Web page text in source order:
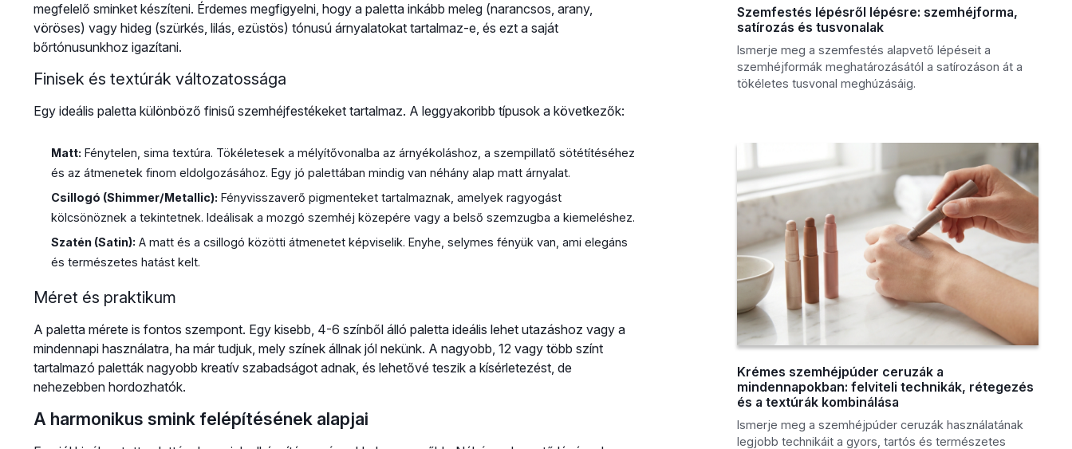
megfelelő sminket készíteni. Érdemes megfigyelni, hogy a paletta inkább meleg (narancsos, arany,
vöröses) vagy hideg (szürkés, lilás, ezüstös) tónusú árnyalatokat tartalmaz-e, és ezt a saját
bőrtónusunkhoz igazítani.
Finisek és textúrák változatossága
Egy ideális paletta különböző finisű szemhéjfestékeket tartalmaz. A leggyakoribb típusok a következők:
Matt: Fénytelen, sima textúra. Tökéletesek a mélyítővonalba az árnyékoláshoz, a szempillatő sötétítéséhez
és az átmenetek finom eldolgozásához. Egy jó palettában mindig van néhány alap matt árnyalat.
Csillogó (Shimmer/Metallic): Fényvisszaverő pigmenteket tartalmaznak, amelyek ragyogást
kölcsönöznek a tekintetnek. Ideálisak a mozgó szemhéj közepére vagy a belső szemzugba a kiemeléshez.
Szatén (Satin): A matt és a csillogó közötti átmenetet képviselik. Enyhe, selymes fényük van, ami elegáns
és természetes hatást kelt.
Méret és praktikum
A paletta mérete is fontos szempont. Egy kisebb, 4-6 színből álló paletta ideális lehet utazáshoz vagy a
mindennapi használatra, ha már tudjuk, mely színek állnak jól nekünk. A nagyobb, 12 vagy több színt
tartalmazó paletták nagyobb kreatív szabadságot adnak, és lehetővé teszik a kísérletezést, de
nehezebben hordozhatók.
A harmonikus smink felépítésének alapjai
Szemfestés lépésről lépésre: szemhéjforma,
satírozás és tusvonalak
Ismerje meg a szemfestés alapvető lépéseit a
szemhéjformák meghatározásától a satírozáson át a
tökéletes tusvonal meghúzásáig.
Krémes szemhéjpúder ceruzák a
mindennapokban: felviteli technikák, rétegezés
és a textúrák kombinálása
Ismerje meg a szemhéjpúder ceruzák használatának
legjobb technikáit a gyors, tartós és természetes